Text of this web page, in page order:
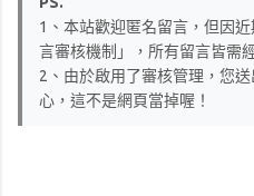
1、本站歡迎匿名留言，但因
言審核機制」，所有留言皆需
2、由於啟用了審核管理，您
心，這不是網頁當掉喔！